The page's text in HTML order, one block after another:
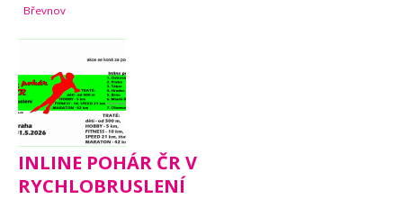
Břevnov
INLINE POHÁR ČR V
RYCHLOBRUSLENÍ